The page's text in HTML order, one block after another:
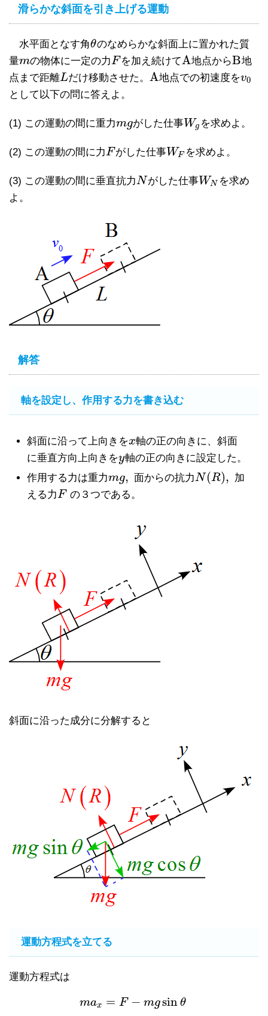
滑らかな斜面を引き上げる運動
水平面となす角θ
θのなめらかな斜面上に置かれた質
量m
m の物体に一定の力F
F を加え続けてA
A 地点からB
B 地
点まで距離L
L だけ移動させた。 A
A 地点での初速度をv0
v0
として以下の問に答えよ。
(1) この運動の間に重力mg
mg がした仕事Wg
Wg を求めよ。
(2) この運動の間に力F
F がした仕事WF
WF を求めよ。
(3) この運動の間に垂直抗力N
N がした仕事WN
WN を求め
よ。
解答
軸を設定し、作用する力を書き込む
斜面に沿って上向きをx
x軸の正の向きに、斜面
に垂直方向上向きをy
y軸の正の向きに設定した。
作用する力は重力mg,
mg, 面からの抗力N (R),
N( R),
加
える力F
F の３つである。
斜面に沿った成分に分解すると
運動方程式を立てる
運動方程式は
max = F − mgsin θ